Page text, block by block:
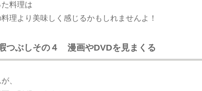
料理は
理より美味しく感じるかもしれませんよ！
つぶしその４ 漫画やDVDを見まくる
、